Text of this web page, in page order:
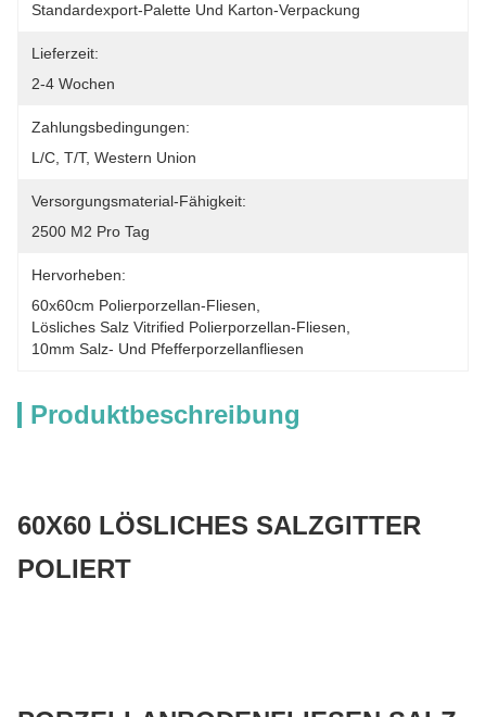
Standardexport-Palette Und Karton-Verpackung
Lieferzeit:
2-4 Wochen
Zahlungsbedingungen:
L/C, T/T, Western Union
Versorgungsmaterial-Fähigkeit:
2500 M2 Pro Tag
Hervorheben:
60x60cm Polierporzellan-Fliesen
Lösliches Salz Vitrified Polierporzellan-Fliesen
10mm Salz- Und Pfefferporzellanfliesen
Produktbeschreibung
60X60 LÖSLICHES SALZGITTER
POLIERT